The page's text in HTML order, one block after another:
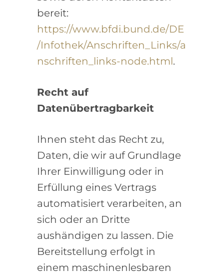
bereit:
https://www.bfdi.bund.de/DE
/Infothek/Anschriften_Links/a
nschriften_links-node.html.
Recht auf
Datenübertragbarkeit
Ihnen steht das Recht zu,
Daten, die wir auf Grundlage
Ihrer Einwilligung oder in
Erfüllung eines Vertrags
automatisiert verarbeiten, an
sich oder an Dritte
aushändigen zu lassen. Die
Bereitstellung erfolgt in
einem maschinenlesbaren